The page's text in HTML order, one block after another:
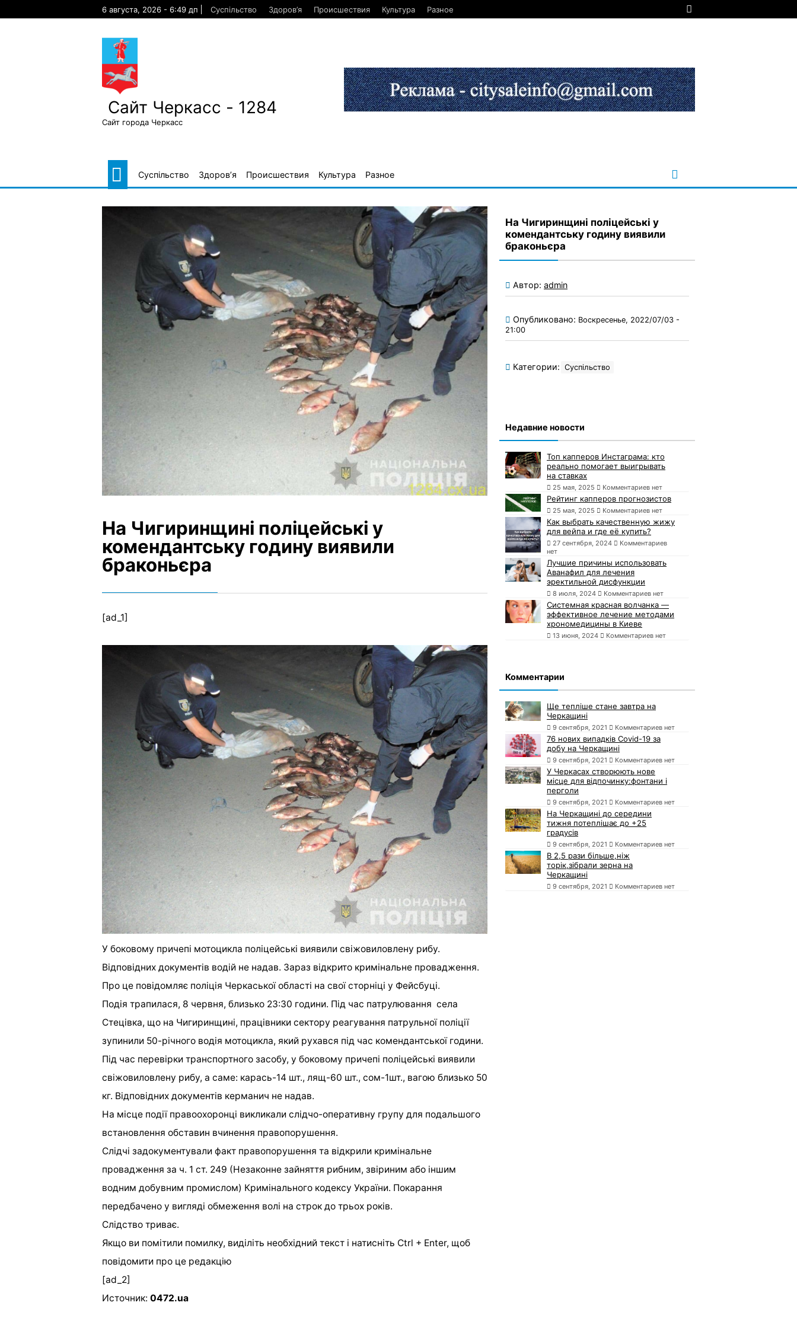
6 августа, 2026 - 6:49 дп Суспільство Здоров’я Происшествия Культура Разное
Сайт Черкасс - 1284
Сайт города Черкасс
Суспільство Здоров’я Происшествия Культура Разное
На Чигиринщині поліцейські у
комендантську годину виявили
браконьєра
[ad_1]
У боковому причепі мотоцикла поліцейські виявили свіжовиловлену рибу.
Відповідних документів водій не надав. Зараз відкрито кримінальне провадження.
Про це повідомляє поліція Черкаської області на свої сторніці у Фейсбуці.
Подія трапилася, 8 червня, близько 23:30 години. Під час патрулювання села
Стецівка, що на Чигиринщині, працівники сектору реагування патрульної поліції
зупинили 50-річного водія мотоцикла, який рухався під час комендантської години.
Під час перевірки транспортного засобу, у боковому причепі поліцейські виявили
свіжовиловлену рибу, а саме: карась-14 шт., лящ-60 шт., сом-1шт., вагою близько 50
кг. Відповідних документів керманич не надав.
На місце події правоохоронці викликали слідчо-оперативну групу для подальшого
встановлення обставин вчинення правопорушення.
Слідчі задокументували факт правопорушення та відкрили кримінальне
провадження за ч. 1 ст. 249 (Незаконне зайняття рибним, звіриним або іншим
водним добувним промислом) Кримінального кодексу України. Покарання
передбачено у вигляді обмеження волі на строк до трьох років.
Слідство триває.
Якщо ви помітили помилку, виділіть необхідний текст і натисніть Ctrl + Enter, щоб
повідомити про це редакцію
[ad_2]
Источник: 0472.ua
На Чигиринщині поліцейські у
комендантську годину виявили
браконьєра
Автор: admin
Опубликовано: Воскресенье, 2022/07/03 -
21:00
Категории: Суспільство
Недавние новости
Топ капперов Инстаграма: кто
реально помогает выигрывать
на ставках
25 мая, 2025 Комментариев нет
Рейтинг капперов прогнозистов
25 мая, 2025 Комментариев нет
Как выбрать качественную жижу
для вейпа и где её купить?
27 сентября, 2024
Комментариев
нет
Лучшие причины использовать
Аванафил для лечения
эректильной дисфункции
8 июля, 2024 Комментариев нет
Системная красная волчанка —
эффективное лечение методами
хрономедицины в Киеве
13 июня, 2024 Комментариев нет
Комментарии
Ще тепліше стане завтра на
Черкащині
9 сентября, 2021 Комментариев нет
76 нових випадків Covid-19 за
добу на Черкащині
9 сентября, 2021 Комментариев нет
У Черкасах створюють нове
місце для відпочинку:фонтани і
перголи
9 сентября, 2021 Комментариев нет
На Черкащині до середини
тижня потеплішає до +25
градусів
9 сентября, 2021 Комментариев нет
В 2,5 рази більше,ніж
торік,зібрали зерна на
Черкащині
9 сентября, 2021 Комментариев нет